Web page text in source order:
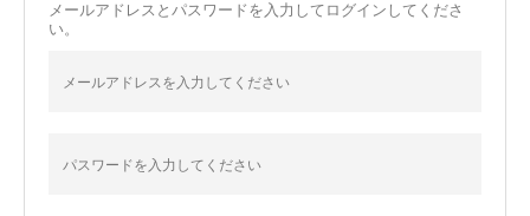
刺繍について
メールアドレスとパスワードを入力してログインしてくださ
い。